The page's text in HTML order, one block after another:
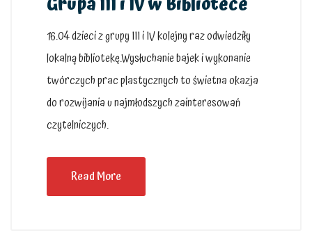
16.04 dzieci z grupy III i IV kolejny raz odwiedziły
lokalną bibliotekę.Wysłuchanie bajek i wykonanie
twórczych prac plastycznych to świetna okazja
do rozwijania u najmłodszych zainteresowań
czytelniczych.
Read More